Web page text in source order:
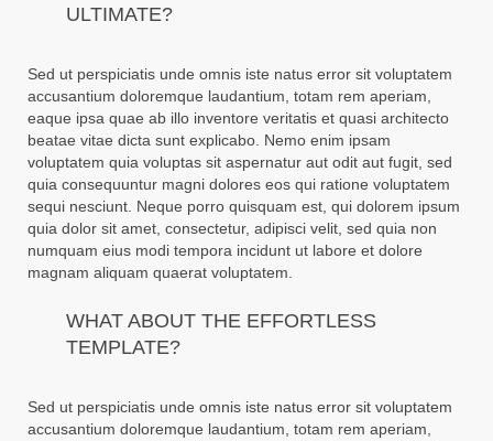
ULTIMATE?
Sed ut perspiciatis unde omnis iste natus error sit voluptatem
accusantium doloremque laudantium, totam rem aperiam,
eaque ipsa quae ab illo inventore veritatis et quasi architecto
beatae vitae dicta sunt explicabo. Nemo enim ipsam
voluptatem quia voluptas sit aspernatur aut odit aut fugit, sed
quia consequuntur magni dolores eos qui ratione voluptatem
sequi nesciunt. Neque porro quisquam est, qui dolorem ipsum
quia dolor sit amet, consectetur, adipisci velit, sed quia non
numquam eius modi tempora incidunt ut labore et dolore
magnam aliquam quaerat voluptatem.
WHAT ABOUT THE EFFORTLESS
TEMPLATE?
Sed ut perspiciatis unde omnis iste natus error sit voluptatem
accusantium doloremque laudantium, totam rem aperiam,